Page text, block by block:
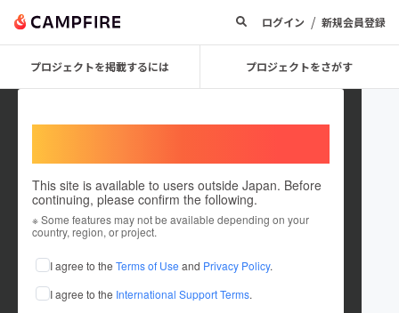
ログイン / 新規会員登録
プロジェクトを掲載するには プロジェクトをさがす
This site is available to users outside Japan. Before
continuing, please confirm the following.
※ Some features may not be available depending on your
country, region, or project.
I agree to the Terms of Use and Privacy Policy.
I agree to the International Support Terms.
dreape
これまでに1件のプロジェクトを投稿しています
在住国：日本 現在地：東京都